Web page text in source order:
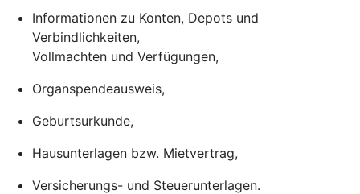
Informationen zu Konten, Depots und
Verbindlichkeiten,
Vollmachten und Verfügungen,
Organspendeausweis,
Geburtsurkunde,
Hausunterlagen bzw. Mietvertrag,
Versicherungs- und Steuerunterlagen.